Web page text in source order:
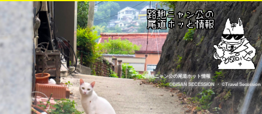
路地ニャン公の尾道ホット情報
©BISAN SECESSION
・©Travel Secession